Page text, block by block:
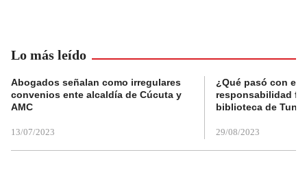
Lo más leído
Abogados señalan como irregulares
convenios ente alcaldía de Cúcuta y
AMC
13/07/2023
¿Qué pasó con el
responsabilidad
biblioteca de
29/08/2023